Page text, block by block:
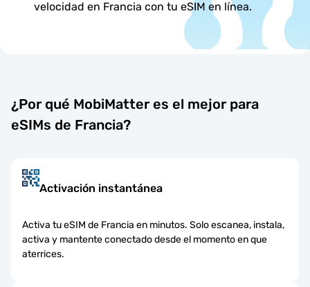
velocidad en Francia con tu eSIM en línea.
¿Por qué MobiMatter es el mejor para
eSIMs de Francia?
Activación instantánea
Activa tu eSIM de Francia en minutos. Solo escanea, instala,
activa y mantente conectado desde el momento en que
aterrices.